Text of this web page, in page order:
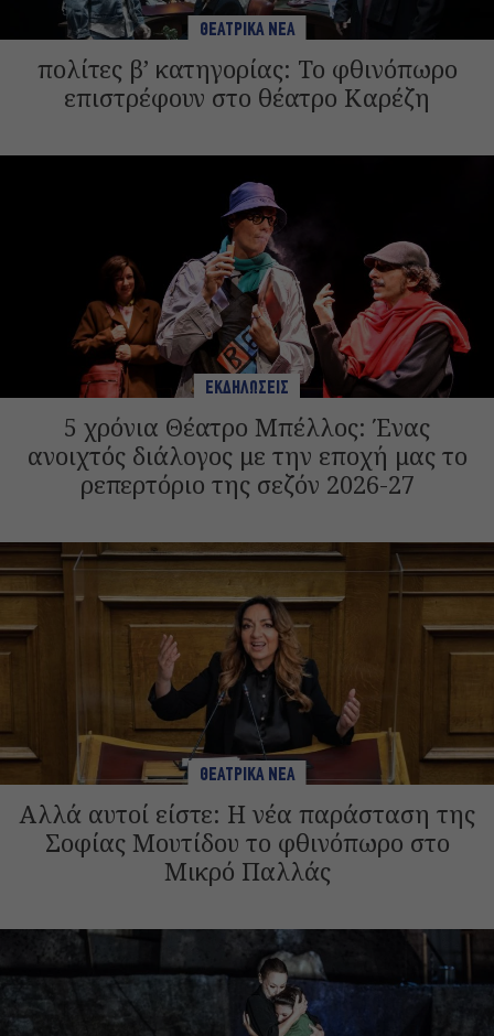
ΘΕΑΤΡΙΚΑ ΝΕΑ
πολίτες β’ κατηγορίας: Το φθινόπωρο
επιστρέφουν στο θέατρο Καρέζη
ΕΚΔΗΛΩΣΕΙΣ
5 χρόνια Θέατρο Μπέλλος: Ένας
ανοιχτός διάλογος με την εποχή μας το
ρεπερτόριο της σεζόν 2026-27
ΘΕΑΤΡΙΚΑ ΝΕΑ
Αλλά αυτοί είστε: Η νέα παράσταση της
Σοφίας Μουτίδου το φθινόπωρο στο
Μικρό Παλλάς